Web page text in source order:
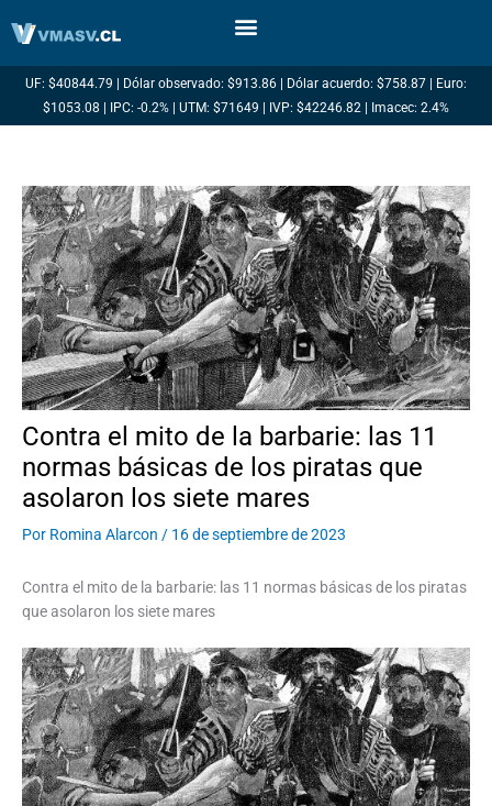
UF: $40844.79 | Dólar observado: $913.86 | Dólar acuerdo: $758.87 | Euro:
$1053.08 | IPC: -0.2% | UTM: $71649 | IVP: $42246.82 | Imacec: 2.4%
Contra el mito de la barbarie: las 11
normas básicas de los piratas que
asolaron los siete mares
Por Romina Alarcon / 16 de septiembre de 2023
Contra el mito de la barbarie: las 11 normas básicas de los piratas
que asolaron los siete mares